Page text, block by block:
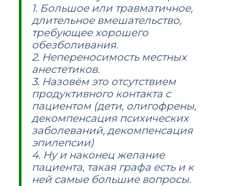
1. Большое или травматичное,
длительное вмешательство,
требующее хорошего
обезболивания.
2. Непереносимость местных
анестетиков.
3. Назовём это отсутствием
продуктивного контакта с
пациентом (дети, олигофрены,
декомпенсация психических
заболеваний, декомпенсация
эпилепсии)
4. Ну и наконец желание
пациента, такая графа есть и к
ней самые большие вопросы.